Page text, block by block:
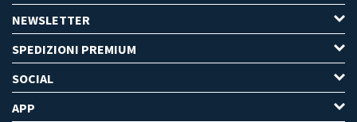
NEWSLETTER
SPEDIZIONI PREMIUM
SOCIAL
APP